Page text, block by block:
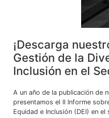
Category
¡Descarga
Gestión de la
Inclusión en el
A un año de la publicación de
presentamos el II Informe
Equidad e Inclusión (DEI) en